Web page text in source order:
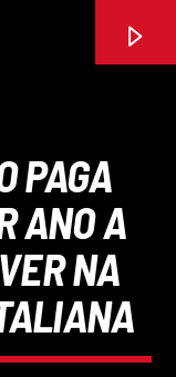
PAGA
ANO A
NA